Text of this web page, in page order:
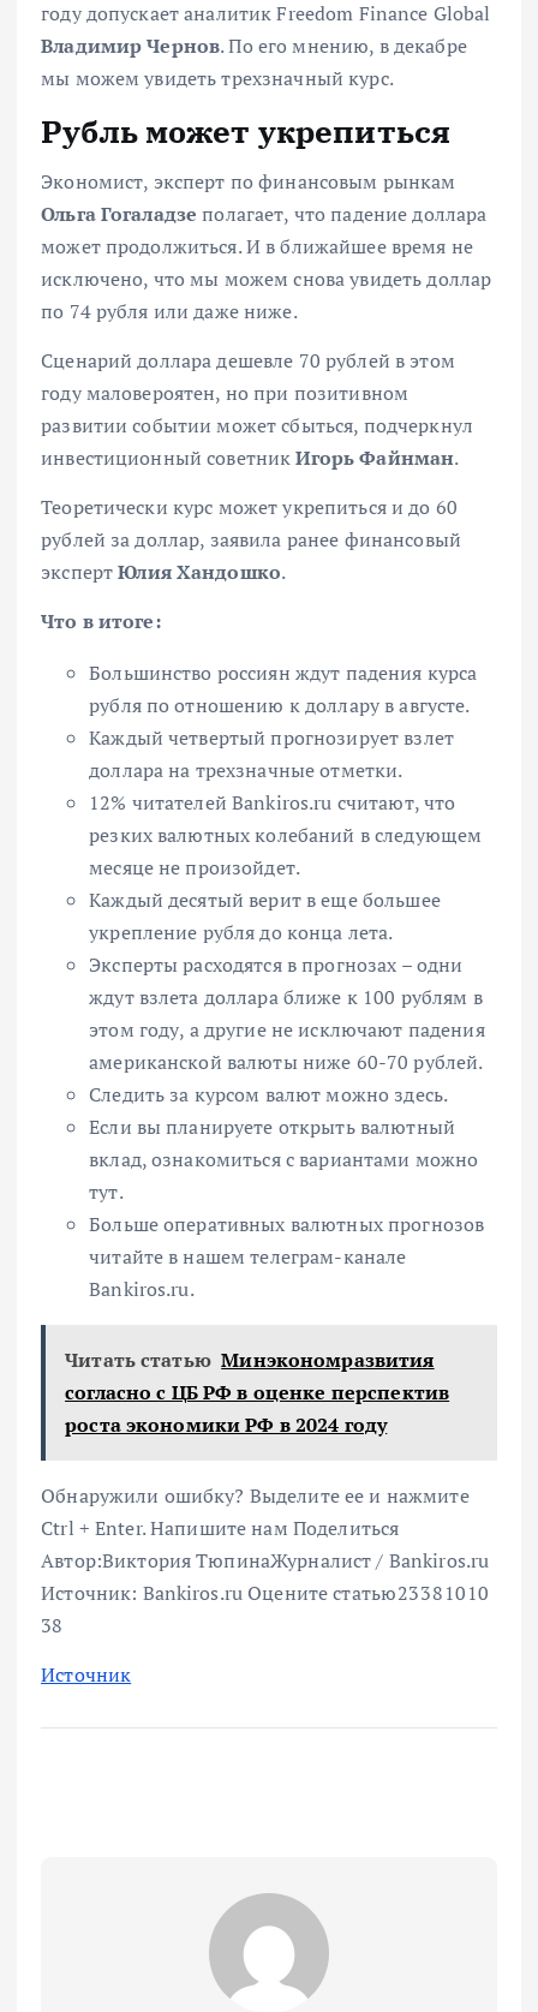
году допускает аналитик Freedom Finance Global
Владимир Чернов. По его мнению, в декабре
мы можем увидеть трехзначный курс.
Рубль может укрепиться
Экономист, эксперт по финансовым рынкам
Ольга Гогаладзе полагает, что падение доллара
может продолжиться. И в ближайшее время не
исключено, чтомы можем снова увидеть доллар
по 74 рубля или даже ниже.
Сценарий доллара дешевле 70 рублей в этом
году маловероятен, но при позитивном
развитии событии может сбыться, подчеркнул
инвестиционный советникИгорь Файнман.
Теоретически курс может укрепиться и до 60
рублей за доллар, заявила ранее финансовый
экспертЮлия Хандошко.
Что в итоге:
Большинство россиян ждут падения курса
рубля по отношению к доллару в августе.
Каждый четвертый прогнозирует взлет
доллара на трехзначные отметки.
12% читателей Bankiros.ru считают, что
резких валютных колебаний в следующем
месяце не произойдет.
Каждый десятый верит в еще большее
укрепление рубля до конца лета.
Эксперты расходятся в прогнозах – одни
ждут взлета доллара ближе к 100 рублям в
этом году, а другие не исключают падения
американской валюты ниже 60-70 рублей.
Следить за курсом валют можно здесь.
Если вы планируете открыть валютный
вклад, ознакомиться с вариантами можно
тут.
Больше оперативных валютных прогнозов
читайте в нашем телеграм-канале
Bankiros.ru.
Читать статью Минэкономразвития
согласно с ЦБ РФ в оценке перспектив
роста экономики РФ в 2024 году
Обнаружили ошибку? Выделите ее и нажмите
Ctrl + Enter. Напишите нам Поделиться
Автор:Виктория ТюпинаЖурналист / Bankiros.ru
Источник: Bankiros.ru Оцените статью23381010
38
Источник